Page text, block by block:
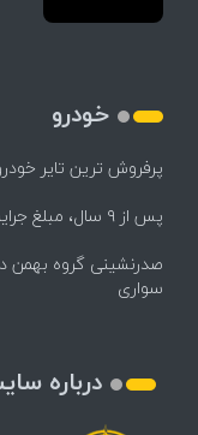
خودرو
پرفروش ترین تایر
پس از ۹ سال، مبلغ جرایم رانندگی به طور میانگین ۵ برابر شد
صدرنشینی گروه بهمن
سواری
درباره